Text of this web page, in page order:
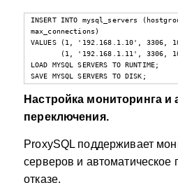
INSERT INTO mysql_servers
max_connections)
VALUES (1, '192.168.1.10', 3306,
LOAD MYSQL SERVERS TO RUNTIME;
SAVE MYSQL SERVERS TO DISK;
Настройка мониторинга и
переключения.
ProxySQL поддерживает
серверов и автоматическое
отказе.